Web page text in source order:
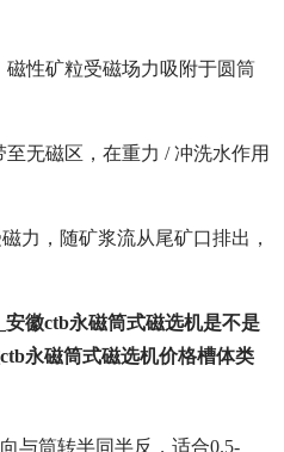
性矿粒受磁场力吸附于圆筒
无磁区，在重力 / 冲洗水作用
力，随矿浆流从尾矿口排出，
徽ctb永磁筒式磁选机是不是
永磁筒式磁选机价格槽体类
与筒转半同半反，适合0.5-